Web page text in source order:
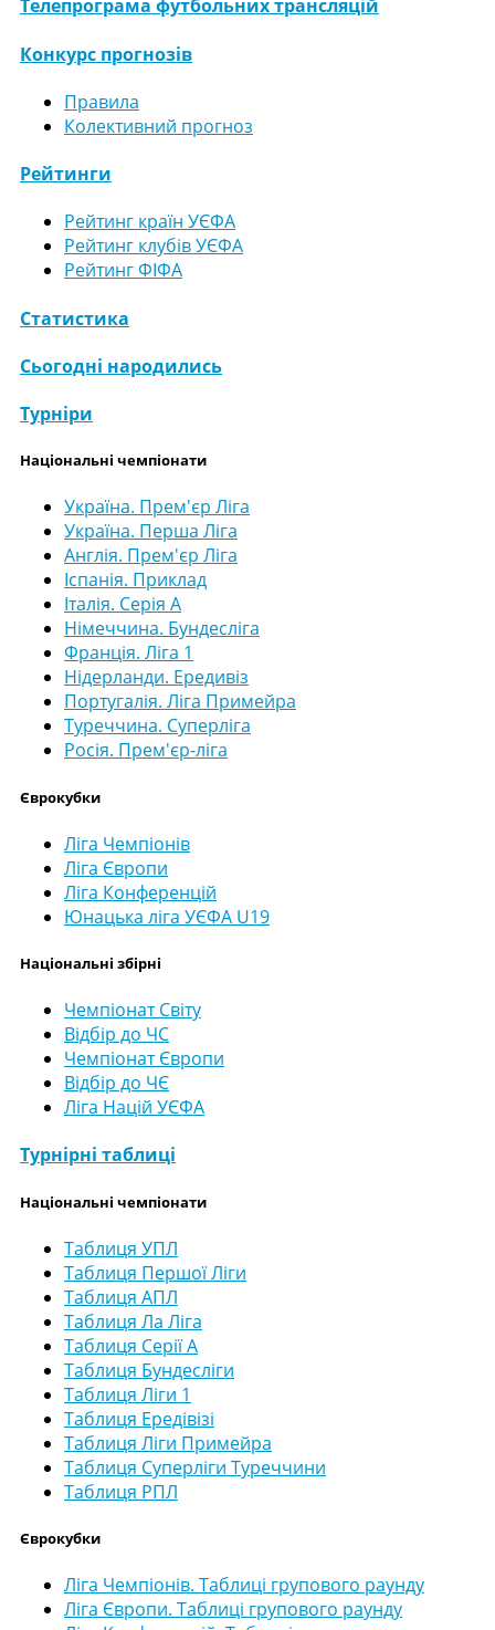
Телепрограма футбольних трансляцій
Конкурс прогнозів
Правила
Колективний прогноз
Рейтинги
Рейтинг країн УЄФА
Рейтинг клубів УЄФА
Рейтинг ФІФА
Статистика
Сьогодні народились
Турніри
Національні чемпіонати
Україна. Прем'єр Ліга
Україна. Перша Ліга
Англія. Прем'єр Ліга
Іспанія. Приклад
Італія. Серія А
Німеччина. Бундесліга
Франція. Ліга 1
Нідерланди. Ередивіз
Португалія. Ліга Примейра
Туреччина. Суперліга
Росія. Прем'єр-ліга
Єврокубки
Ліга Чемпіонів
Ліга Європи
Ліга Конференцій
Юнацька ліга УЄФА U19
Національні збірні
Чемпіонат Світу
Відбір до ЧС
Чемпіонат Європи
Відбір до ЧЄ
Ліга Націй УЄФА
Турнірні таблиці
Національні чемпіонати
Таблиця УПЛ
Таблиця Першої Ліги
Таблиця АПЛ
Таблиця Ла Ліга
Таблиця Серії А
Таблиця Бундесліги
Таблиця Ліги 1
Таблиця Ередівізі
Таблиця Ліги Примейра
Таблиця Суперліги Туреччини
Таблиця РПЛ
Єврокубки
Ліга Чемпіонів. Таблиці групового раунду
Ліга Європи. Таблиці групового раунду